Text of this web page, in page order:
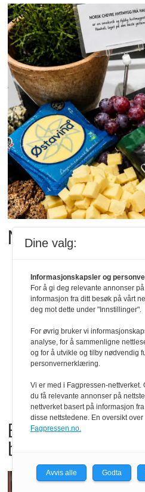
Bama
babyspinat og
Dine valg:
Informasjonskapsler og
For å gi deg relevante annonser
informasjon fra ditt besøk på vårt
deg mot dette under "Innstillinger".
For øvrig bruker vi
analyse, for å sammenligne
og for å utvikle og tilby nødvendig
personvernerklæring.
Vi er med i Fagpressen-nettverket.
du få relevante annonser på
nettverket basert på informasjon
disse nettstedene. En oversikt
Fagpressen.no.
Avvis alle Godta